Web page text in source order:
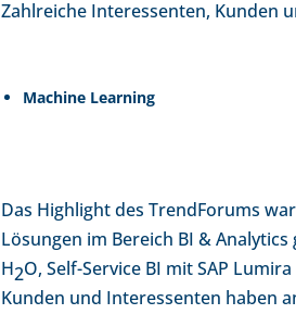
Zahlreiche Interessenten, Kunden
Machine Learning
Das Highlight des TrendForums
Lösungen im Bereich BI &
H2O, Self-Service BI mit SAP
Kunden und Interessenten haben